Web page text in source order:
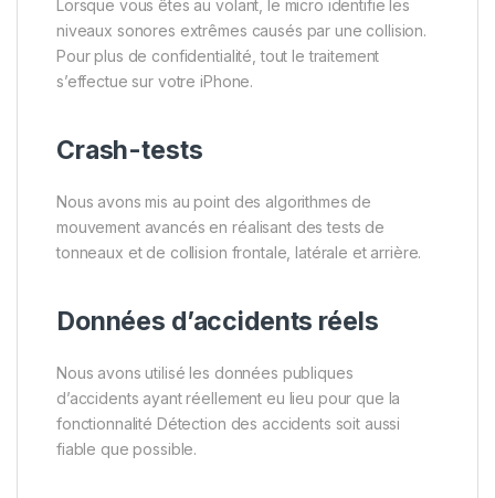
Lorsque vous êtes au volant, le micro identifie les
niveaux sonores extrêmes causés par une collision.
Pour plus de confidentialité, tout le traitement
s’effectue sur votre iPhone.
Crash-tests
Nous avons mis au point des algorithmes de
mouvement avancés en réalisant des tests de
tonneaux et de collision frontale, latérale et arrière.
Données d’accidents réels
Nous avons utilisé les données publiques
d’accidents ayant réellement eu lieu pour que la
fonctionnalité Détection des accidents soit aussi
fiable que possible.